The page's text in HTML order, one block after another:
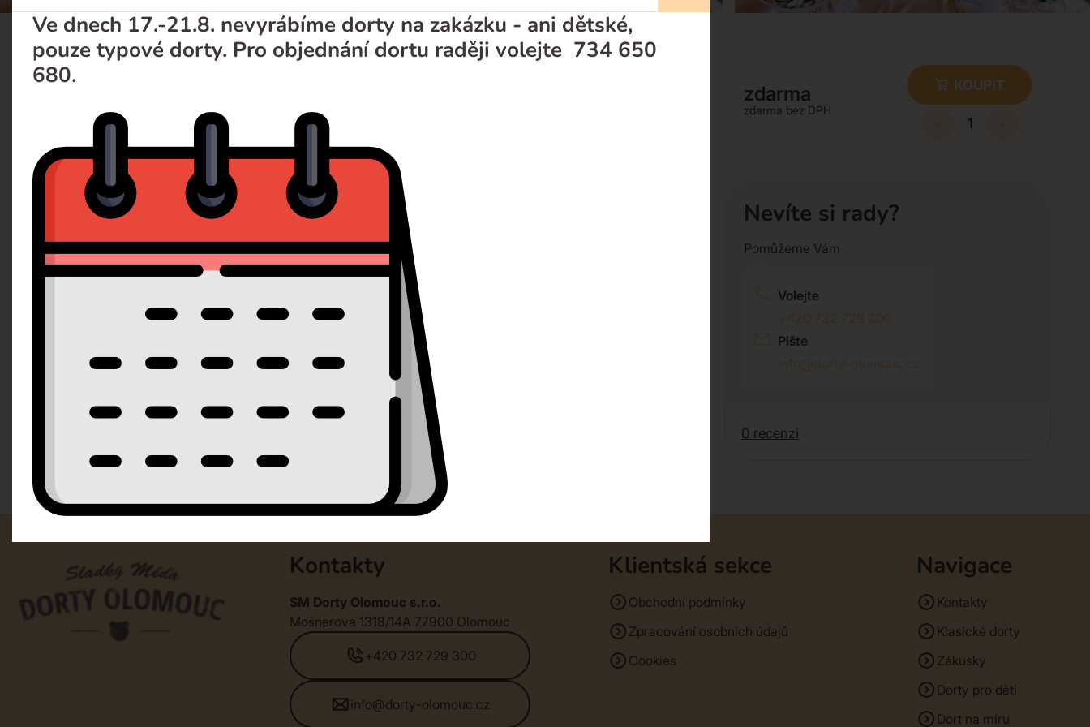
Ukázka Candy bar 1
Popis Dotaz prodejci
zdarma
zdarma
KOUPIT
Nevíte si rady?
Pomůžeme Vám
Volejte
Pište
0 recenzí
Kontakty
SM Dorty Olomouc s.r.o.
Mošnerova 1318/14A 77900 Olomouc
+420 732 729 300
info@dorty-olomouc.cz
Klientská sekce
Obchodní podmínky
Zpracování osobních údajů
Cookies
Navigace
Kontakty
Klasické dorty
Zákusky
Dorty pro děti
Dort na míru
Ve dnech 17.-21.8. nevyrábíme dorty na zakázku - ani dětské,
pouze typové dorty. Pro objednání dortu raději volejte 734 650
680.